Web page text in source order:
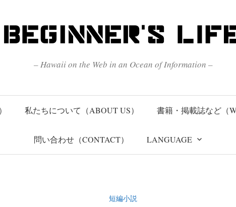
– Hawaii on the Web in an Ocean of Information –
私たちについて（ABOUT US） 書籍・掲載誌など（
問い合わせ（CONTACT） LANGUAGE
短編小説